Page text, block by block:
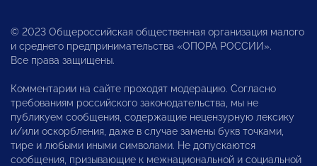
© 2023 Общероссийская общественная организация малого
и среднего предпринимательства «ОПОРА РОССИИ».
Все права защищены.
Комментарии на сайте проходят модерацию. Согласно
требованиям российского законодательства, мы не
публикуем сообщения, содержащие нецензурную лексику
и/или оскорбления, даже в случае замены букв точками,
тире и любыми иными символами. Не допускаются
сообщения, призывающие к межнациональной и социальной